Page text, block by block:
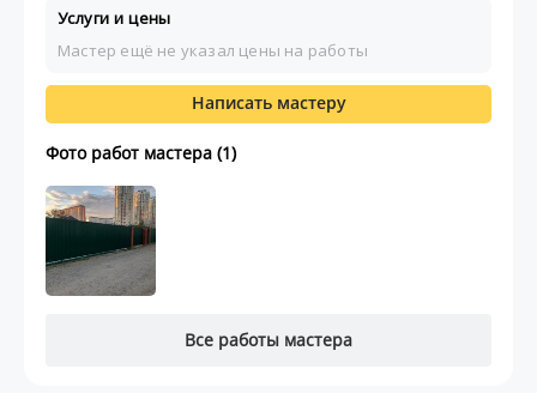
Услуги и цены
Мастер ещё не указал цены на работы
Написать мастеру
Фото работ мастера (1)
Все работы мастера